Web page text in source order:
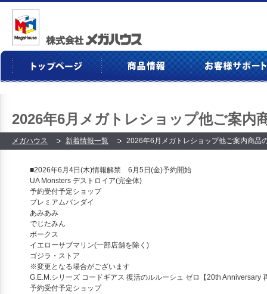
2026年6月メガトレショップ他ご案内
メガハウス 新着情報一覧 2026年6月メガトレショップ他ご案内商品
■2026年6月4日(木)情報解禁 6月5日(金)予約開始
UA Monsters デストロイア(完全体)
予約受付予定ショップ
プレミアムバンダイ
あみあみ
でじたみん
ボークス
イエローサブマリン(一部店舗を除く)
ゴジラ・ストア
※変更となる場合がございます
G.E.M.シリーズ コードギアス 復活のルルーシュ ゼロ【20th Anniversary
予約受付予定ショップ